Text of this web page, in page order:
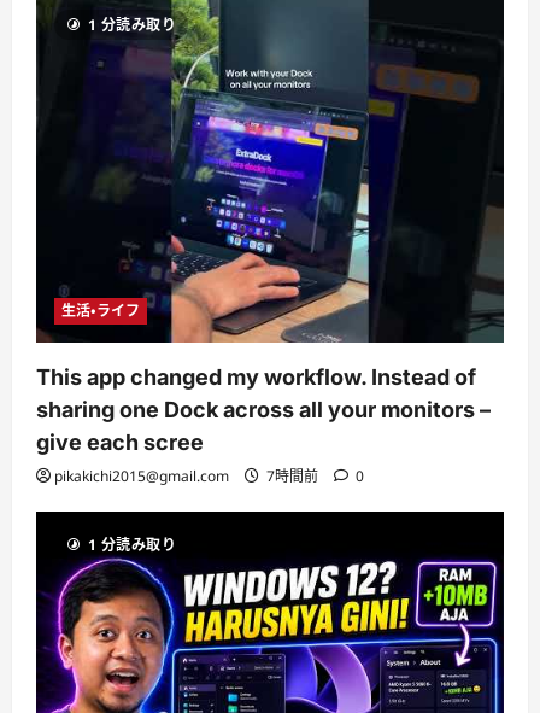
1 分読み取り
生活・ライフ
This app changed my workflow. Instead of
sharing one Dock across all your monitors –
give each scree
pikakichi2015@gmail.com 7時間前 0
1 分読み取り